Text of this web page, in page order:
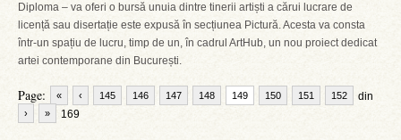
Diploma – va oferi o bursă unuia dintre tinerii artiști a cărui lucrare de
licență sau disertație este expusă în secțiunea Pictură. Acesta va consta
într-un spațiu de lucru, timp de un, în cadrul ArtHub, un nou proiect dedicat
artei contemporane din București.
Page: « ‹ 145 146 147 148 149 150 151 152
din
169
› »